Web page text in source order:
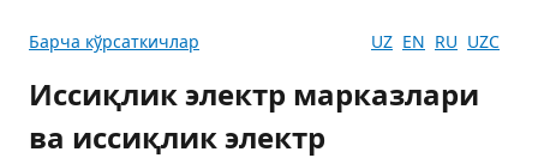
Барча кўрсаткичлар UZ EN RU UZC
Иссиқлик электр марказлари
ва иссиқлик электр